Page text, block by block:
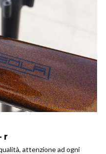
r
attenzione ad ogni